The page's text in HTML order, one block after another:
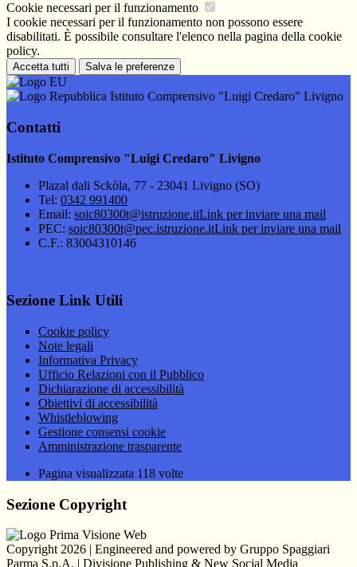
Cookie necessari per il funzionamento
I cookie necessari per il funzionamento non possono essere
disabilitati. È possibile consultare l'elenco nella pagina della cookie
policy.
Accetta tutti Salva le preferenze
Istituto Comprensivo "Luigi Credaro" Livigno
Contatti
Istituto Comprensivo "Luigi Credaro" Livigno
Plazal dali Sckòla, 77 - 23041 Livigno (SO)
Tel: 0342 991400
Email: soic80300t@istruzione.itLink per inviare una mail
PEC: soic80300t@pec.istruzione.itLink per inviare una mail
C.F.: 83004310146
Sezione Link Utili
Cookie policy
Note legali
Informativa Privacy
Ufficio Relazioni con il Pubblico
Dichiarazione di accessibilità
Obiettivi di accessibilità
Whistleblowing
Gestione consensi cookie
Amministrazione trasparente
Pagina visualizzata 118 volte
Sezione Copyright
Copyright 2026 | Engineered and powered by Gruppo Spaggiari
Parma S.p.A. | Divisione Publishing & New Social Media